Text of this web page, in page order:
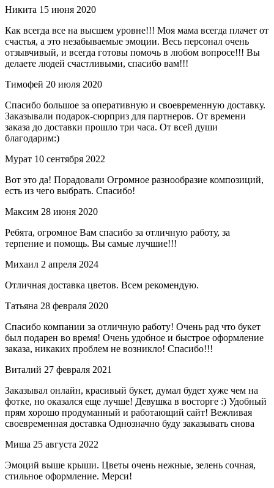
Никита 15 июня 2020
Как всегда все на высшем уровне!!! Моя мама всегда плачет от
счастья, а это незабываемые эмоции. Весь персонал очень
отзывчивый, и всегда готовы помочь в любом вопросе!!! Вы
делаете людей счастливыми, спасибо вам!!!
Тимофей 20 июля 2020
Спасибо большое за оперативную и своевременную доставку.
Заказывали подарок-сюрприз для партнеров. От времени
заказа до доставки прошло три часа. От всей души
благодарим:)
Мурат 10 сентября 2022
Вот это да! Порадовали Огромное разнообразие композиций,
есть из чего выбрать. Спасибо!
Максим 28 июня 2020
Ребята, огромное Вам спасибо за отличную работу, за
терпение и помощь. Вы самые лучшие!!!
Михаил 2 апреля 2024
Отличная доставка цветов. Всем рекомендую.
Татьяна 28 февраля 2020
Спасибо компании за отличную работу! Очень рад что букет
был подарен во время! Очень удобное и быстрое оформление
заказа, никаких проблем не возникло! Спасибо!!!
Виталий 27 февраля 2021
Заказывал онлайн, красивый букет, думал будет хуже чем на
фотке, но оказался еще лучше! Девушка в восторге :) Удобный
прям хорошо продуманный и работающий сайт! Вежливая
своевременная доставка Однозначно буду заказывать снова
Миша 25 августа 2022
Эмоций выше крыши. Цветы очень нежные, зелень сочная,
стильное оформление. Мерси!